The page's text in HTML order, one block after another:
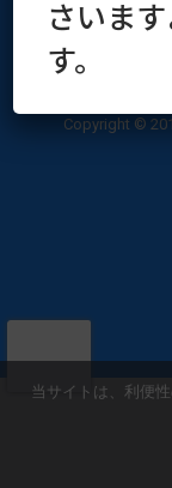
Copyright ©
さいま
す。
当サイトは、利便